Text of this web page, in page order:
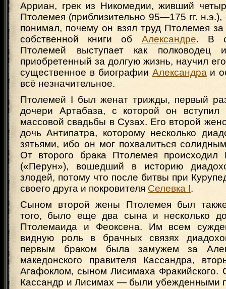
Арриан, грек из Никомедии, живший
Птолемея (приблизительно 95—175 гг.
понимал, почему он взял труд Птолемея
собственной книги об Александре. В
Птолемей выступает как полководец
приобретенный за долгую жизнь, научил
существенное в биографии Александра и
всё незначительное.
Птолемей I был женат трижды, первый
дочери Артабаза, с которой он
массовой свадьбы в Сузах. Его второй
дочь Антипатра, которому несколько
зятьями, ибо он мог похвалиться
От второго брака Птолемея происходил
(«Перун»), вошедший в историю
злодей, потому что после битвы при
своего друга и покровителя Селевка I.
Сыном второй жены Птолемея был
того, было еще два сына и несколько
Птолемаида и Феоксена. Им всем
видную роль в брачных связях
первым браком была замужем за
македонского правителя Кассандра,
Агафоклом, сыном Лисимаха Фракийского.
Кассандр и Лисимах — были убежденными